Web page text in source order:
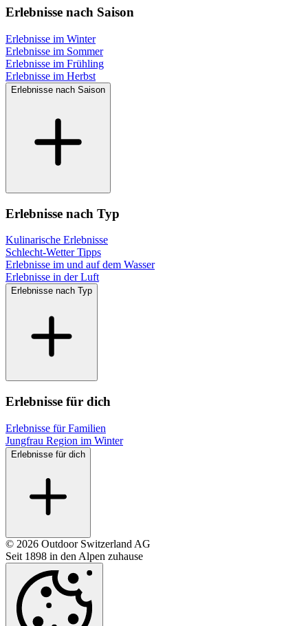
Erlebnisse nach Saison
Erlebnisse im Winter
Erlebnisse im Sommer
Erlebnisse im Frühling
Erlebnisse im Herbst
Erlebnisse nach Saison
Erlebnisse nach Typ
Kulinarische Erlebnisse
Schlecht-Wetter Tipps
Erlebnisse im und auf dem Wasser
Erlebnisse in der Luft
Erlebnisse nach Typ
Erlebnisse für dich
Erlebnisse für Familien
Jungfrau Region im Winter
Erlebnisse für dich
© 2026 Outdoor Switzerland AG
Seit 1898 in den Alpen zuhause